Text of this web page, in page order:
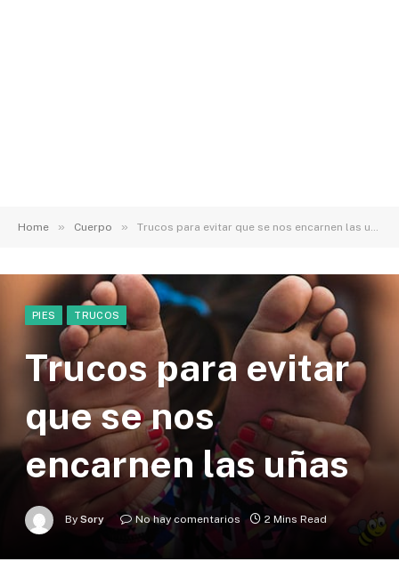
Home » Cuerpo » Trucos para evitar que se nos encarnen las uñas
PIES TRUCOS
Trucos para evitar
que se nos
encarnen las uñas
By Sory No hay comentarios 2 Mins Read